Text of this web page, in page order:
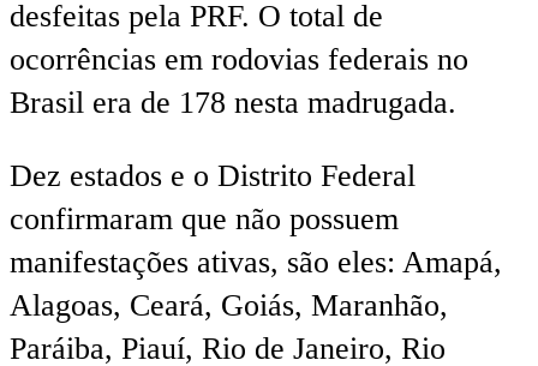
desfeitas pela PRF. O total de
ocorrências em rodovias federais no
Brasil era de 178 nesta madrugada.
Dez estados e o Distrito Federal
confirmaram que não possuem
manifestações ativas, são eles: Amapá,
Alagoas, Ceará, Goiás, Maranhão,
Paráiba, Piauí, Rio de Janeiro, Rio